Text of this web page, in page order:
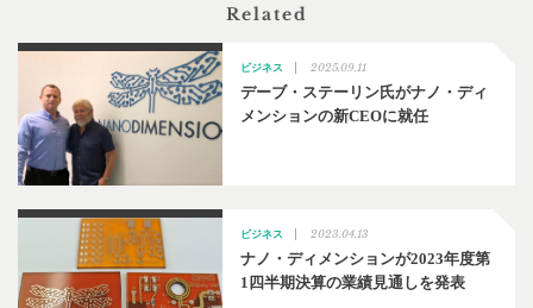
Related
ビジネス 2025.09.11
デーブ・ステーリン氏がナノ・ディ
メンションの新CEOに就任
ビジネス 2023.04.13
ナノ・ディメンションが2023年度第
1四半期決算の業績見通しを発表